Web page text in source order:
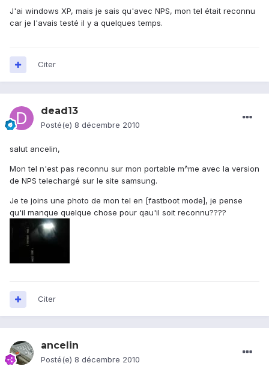
J'ai windows XP, mais je sais qu'avec NPS, mon tel était reconnu
car je l'avais testé il y a quelques temps.
Citer
dead13
Posté(e) 8 décembre 2010
salut ancelin,
Mon tel n'est pas reconnu sur mon portable m^me avec la version
de NPS telechargé sur le site samsung.
Je te joins une photo de mon tel en [fastboot mode], je pense
qu'il manque quelque chose pour qau'il soit reconnu????
Citer
ancelin
Posté(e) 8 décembre 2010